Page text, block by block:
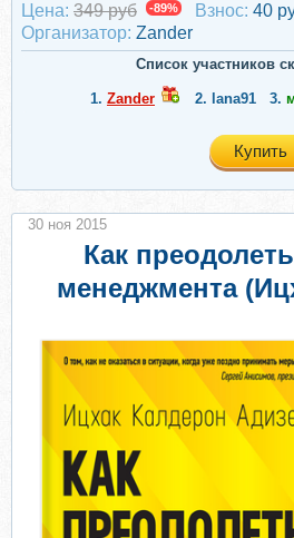
Цена: 349 руб -89% Взнос: 40
Организатор: Zander
Список участников
1. Zander 2. lana91 3.
Купить
Как
менеджмента
30 ноя 2015